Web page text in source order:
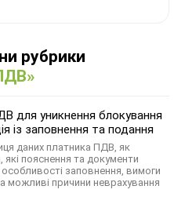
рубрики
для уникнення блокування
із заповнення та подання
даних платника ПДВ, як
які пояснення та документи
заповнення, вимоги
можливі причини неврахування